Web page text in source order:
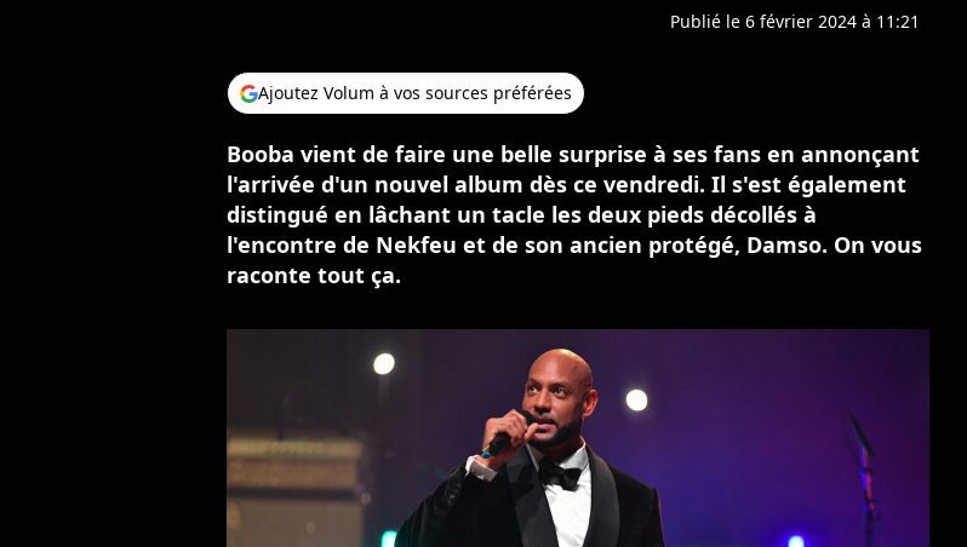
Publié le 6 février 2024 à 11:21
Ajoutez Volum à vos sources préférées
Booba vient de faire une belle surprise à ses fans en annonçant
l'arrivée d'un nouvel album dès ce vendredi. Il s'est également
distingué en lâchant un tacle les deux pieds décollés à
l'encontre de Nekfeu et de son ancien protégé, Damso. On vous
raconte tout ça.